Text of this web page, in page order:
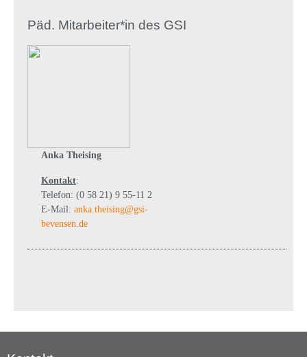
Päd. Mitarbeiter*in des GSI
Anka Theising
Kontakt:
Telefon: (0 58 21) 9 55-11 2
E-Mail: anka.theising@gsi-
bevensen.de